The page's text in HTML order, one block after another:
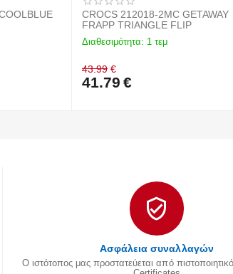
CROCS 212018-2MC GETAWAY
FRAPP TRIANGLE FLIP
Διαθεσιμότητα: 1 τεμ
43.99 €
41.79 €
Ασφάλεια συναλλαγών
Ο ιστότοπος μας προστατεύεται από